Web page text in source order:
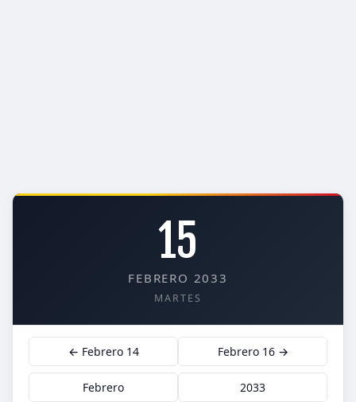
15
FEBRERO 2033
MARTES
← Febrero 14 Febrero 16 →
Febrero 2033